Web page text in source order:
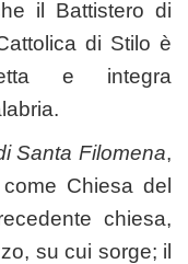
il Battistero di
di Stilo è
e integra
Santa Filomena,
Chiesa del
chiesa,
su cui sorge; il